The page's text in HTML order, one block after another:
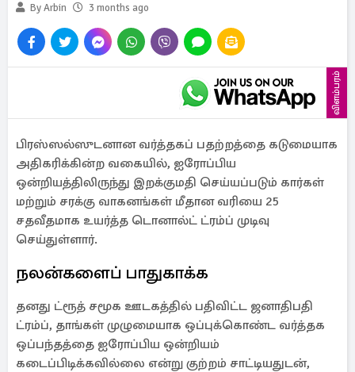
By Arbin
3 months ago
விளம்பரம்
பிரஸ்ஸல்ஸுடனான வர்த்தகப் பதற்றத்தை கடுமையாக
அதிகரிக்கின்ற வகையில், ஐரோப்பிய
ஒன்றியத்திலிருந்து இறக்குமதி செய்யப்படும் கார்கள்
மற்றும் சரக்கு வாகனங்கள் மீதான வரியை 25
சதவீதமாக உயர்த்த டொனால்ட் ட்ரம்ப் முடிவு
செய்துள்ளார்.
நலன்களைப் பாதுகாக்க
தனது ட்ரூத் சமூக ஊடகத்தில் பதிவிட்ட ஜனாதிபதி
ட்ரம்ப், தாங்கள் முழுமையாக ஒப்புக்கொண்ட வர்த்தக
ஒப்பந்தத்தை ஐரோப்பிய ஒன்றியம்
கடைப்பிடிக்கவில்லை என்று குற்றம் சாட்டியதுடன்,